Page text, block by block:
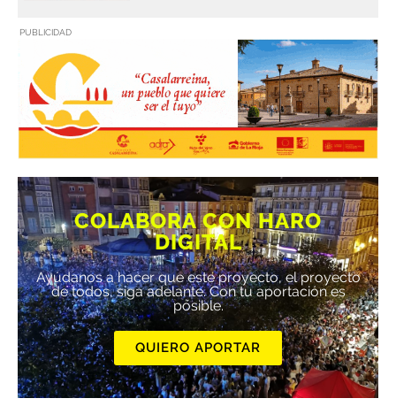
PUBLICIDAD
COLABORA CON HARO
DIGITAL
Ayúdanos a hacer que este proyecto, el proyecto
de todos, siga adelante. Con tu aportación es
posible.
QUIERO APORTAR